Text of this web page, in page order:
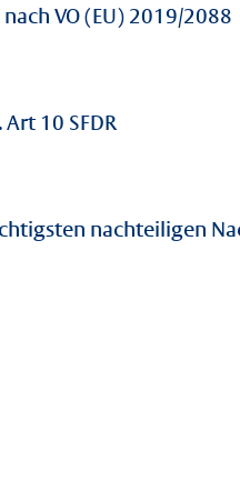
VO (EU) 2019/2088
10 SFDR
nachteiligen